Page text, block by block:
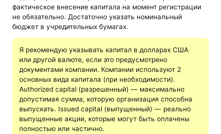
фактическое внесение капитала на момент регистрации
не обязательно. Достаточно указать номинальный
бюджет в учредительных бумагах.
Я рекомендую указывать капитал в долларах США
или другой валюте, если это предусмотрено
документами компании. Компании используют 2
основных вида капитала (при необходимости).
Authorized capital (разрешенный) — максимально
допустимая сумма, которую организация способна
выпускать. Issued capital (выпущенный) — реально
выпущенные акции, которые могут быть оплачены
полностью или частично.